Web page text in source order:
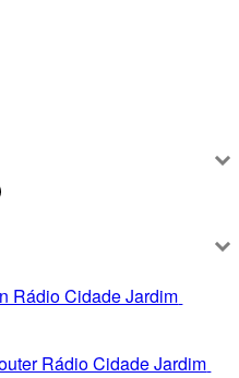
Rádio Cidade Jardim
Rádio Cidade Jardim